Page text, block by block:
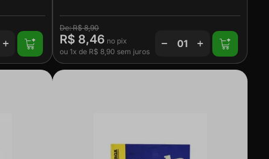
R$ 8,90
R$ 8,46
ou1x de R$ 8,90 sem juros